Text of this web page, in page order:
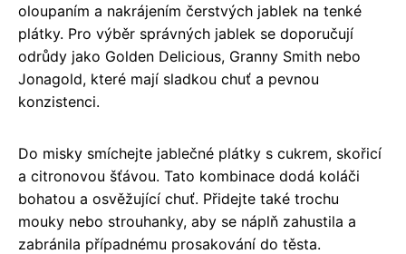
oloupaním a nakrájením čerstvých jablek na tenké
plátky. Pro výběr správných jablek se doporučují
odrůdy jako Golden Delicious, Granny Smith nebo
Jonagold, které mají sladkou chuť a pevnou
konzistenci.
Do misky smíchejte jablečné plátky s cukrem, skořicí
a citronovou šťávou. Tato kombinace dodá koláči
bohatou a osvěžující chuť. Přidejte také trochu
mouky nebo strouhanky, aby se náplň zahustila a
zabránila případnému prosakování do těsta.